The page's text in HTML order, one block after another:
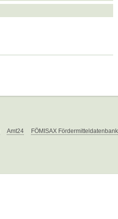
Amt24 FÖMISAX Fördermitteldatenbank